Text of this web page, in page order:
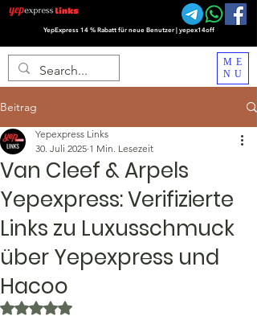
YepExpress 14 % Rabatt für neue Benutzer | yepex14off
ME
NU
Beitrag
Van Cleef & Arpels
Yepexpress: Verifizierte
Links zu Luxusschmuck
über Yepexpress und
Hacoo
Yepexpress Links
30. Juli 2025 1 Min. Lesezeit
Mit NaN von 5 Sternen bewertet.